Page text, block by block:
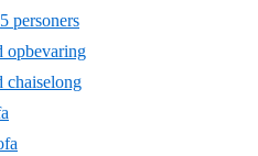
personers
opbevaring
chaiselong